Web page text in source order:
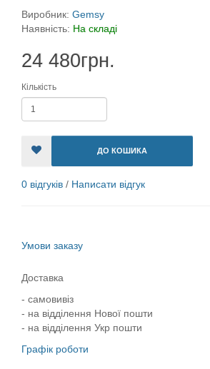
Виробник: Gemsy
Наявність: На складі
24 480грн.
Кількість
ДО КОШИКА
0 відгуків / Написати відгук
Умови заказу
Доставка
- самовивіз
- на відділення Нової пошти
- на відділення Укр пошти
Графік роботи